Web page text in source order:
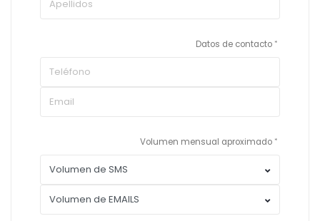
Datos de contacto
Volumen mensual aproximado